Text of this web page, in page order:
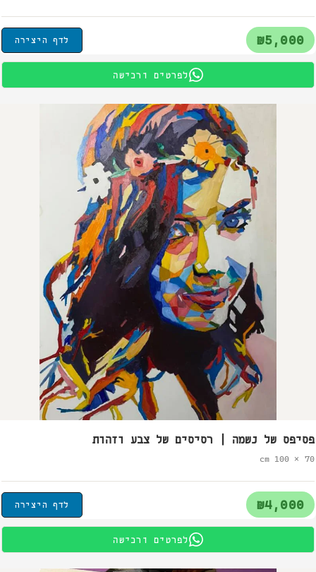
₪5,000 לדף היצירה
לפרטים ורכישה
פסיפס של נשמה | רסיסים של צבע וזהות
70 × 100 cm
₪4,000 לדף היצירה
לפרטים ורכישה